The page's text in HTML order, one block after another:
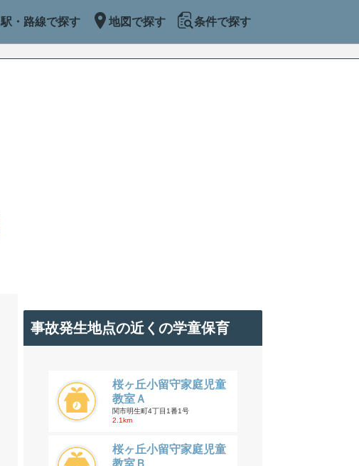
駅・路線で探す 地図で探す 条件で探す
事故発生地点の近くの学童保育
桜ヶ丘小留守家庭児童
教室Ａ
関市明生町4丁目1番1号
2.1km
桜ヶ丘小留守家庭児童
教室Ｂ